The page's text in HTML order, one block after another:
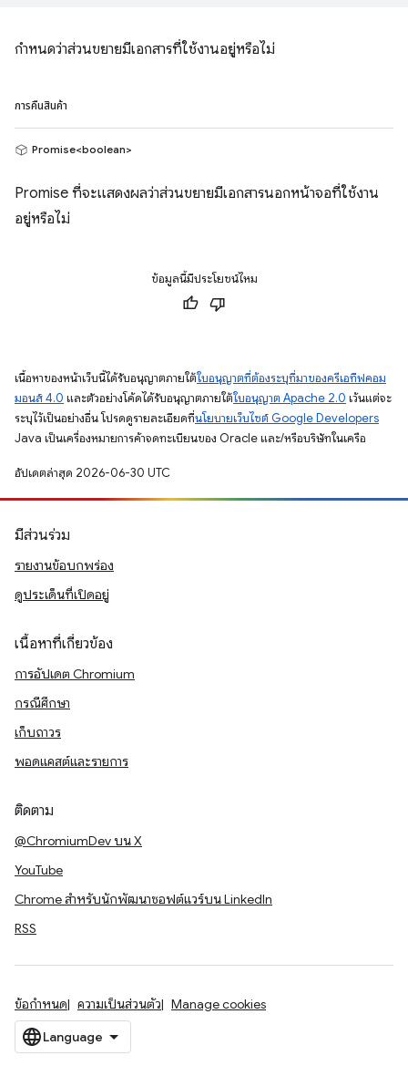
กำหนดว่าส่วนขยายมีเอกสารที่ใช้งานอยู่หรือไม่
การคืนสินค้า
Promise<boolean>
Promise ที่จะแสดงผลว่าส่วนขยายมีเอกสารนอกหน้าจอที่ใช้งาน
อยู่หรือไม่
ข้อมูลนี้มีประโยชน์ไหม
เนื้อหาของหน้าเว็บนี้ได้รับอนุญาตภายใต้ใบอนุญาตที่ต้องระบุที่มาของครีเอทีฟคอม
มอนส์ 4.0 และตัวอย่างโค้ดได้รับอนุญาตภายใต้ใบอนุญาต Apache 2.0 เว้นแต่จะ
ระบุไว้เป็นอย่างอื่น โปรดดูรายละเอียดที่นโยบายเว็บไซต์ Google Developers
Java เป็นเครื่องหมายการค้าจดทะเบียนของ Oracle และ/หรือบริษัทในเครือ
อัปเดตล่าสุด 2026-06-30 UTC
มีส่วนร่วม
รายงานข้อบกพร่อง
ดูประเด็นที่เปิดอยู่
เนื้อหาที่เกี่ยวข้อง
การอัปเดต Chromium
กรณีศึกษา
เก็บถาวร
พอดแคสต์และรายการ
ติดตาม
@ChromiumDev บน X
YouTube
Chrome สำหรับนักพัฒนาซอฟต์แวร์บน LinkedIn
RSS
ข้อกำหนด ความเป็นส่วนตัว Manage cookies